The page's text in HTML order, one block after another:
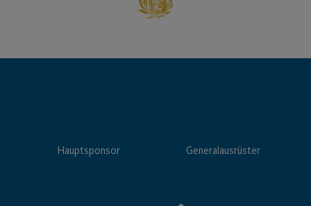
Hauptsponsor Generalausrüster